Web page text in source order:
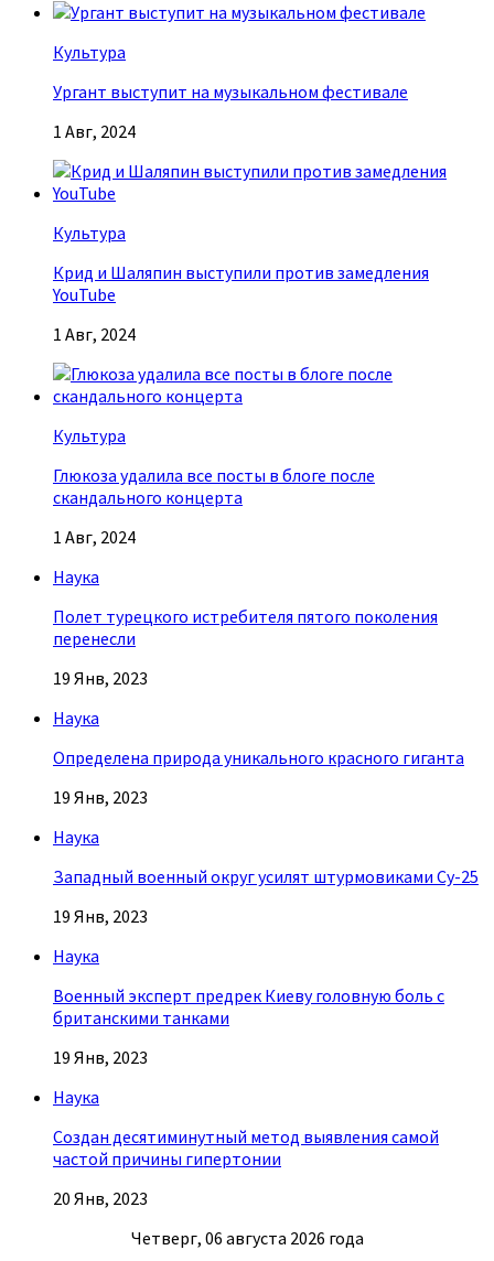
Культура
Ургант выступит на музыкальном фестивале
1 Авг, 2024
Культура
Крид и Шаляпин выступили против замедления
YouTube
1 Авг, 2024
Культура
Глюкоза удалила все посты в блоге после
скандального концерта
1 Авг, 2024
Наука
Полет турецкого истребителя пятого поколения
перенесли
19 Янв, 2023
Наука
Определена природа уникального красного гиганта
19 Янв, 2023
Наука
Западный военный округ усилят штурмовиками Су-25
19 Янв, 2023
Наука
Военный эксперт предрек Киеву головную боль с
британскими танками
19 Янв, 2023
Наука
Создан десятиминутный метод выявления самой
частой причины гипертонии
20 Янв, 2023
Четверг, 06 августа 2026 года